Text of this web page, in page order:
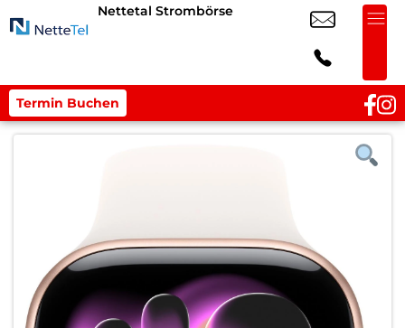
Nettetal Strombörse
Termin Buchen